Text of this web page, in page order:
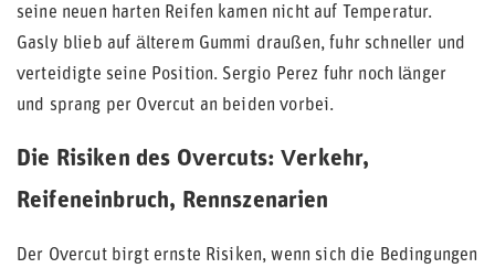
seine neuen harten Reifen kamen nicht auf Temperatur.
Gasly blieb auf älterem Gummi draußen, fuhr schneller und
verteidigte seine Position. Sergio Perez fuhr noch länger
und sprang per Overcut an beiden vorbei.
Die Risiken des Overcuts: Verkehr,
Reifeneinbruch, Rennszenarien
Der Overcut birgt ernste Risiken, wenn sich die Bedingungen